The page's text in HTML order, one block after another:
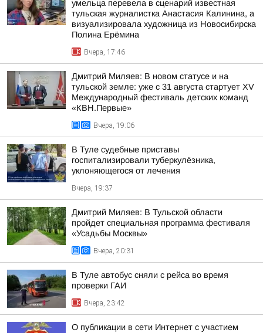
умельца перевела в сценарий известная
тульская журналистка Анастасия Калинина, а
визуализировала художница из Новосибирска
Полина Ерёмина
Вчера, 17:46
Дмитрий Миляев: В новом статусе и на
тульской земле: уже с 31 августа стартует XV
Международный фестиваль детских команд
«КВН.Первые»
Вчера, 19:06
В Туле судебные приставы
госпитализировали туберкулёзника,
уклоняющегося от лечения
Вчера, 19:37
Дмитрий Миляев: В Тульской области
пройдет специальная программа фестиваля
«Усадьбы Москвы»
Вчера, 20:31
В Туле автобус сняли с рейса во время
проверки ГАИ
Вчера, 23:42
О публикации в сети Интернет с участием